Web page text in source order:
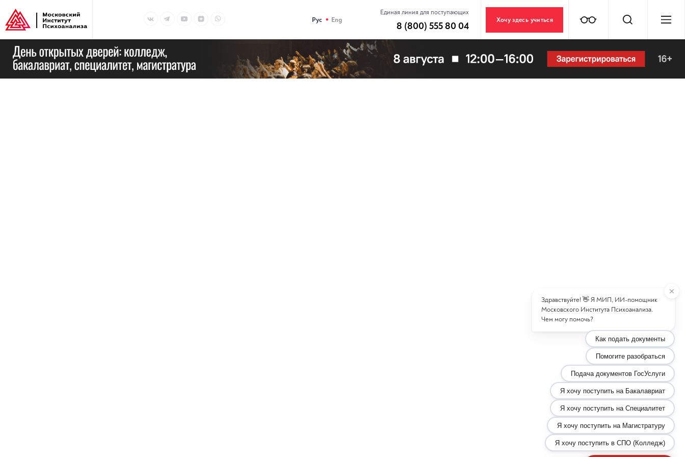
Рус • Eng
Единая линия для поступающих
8 (800) 555 80 04
Хочу здесь учиться